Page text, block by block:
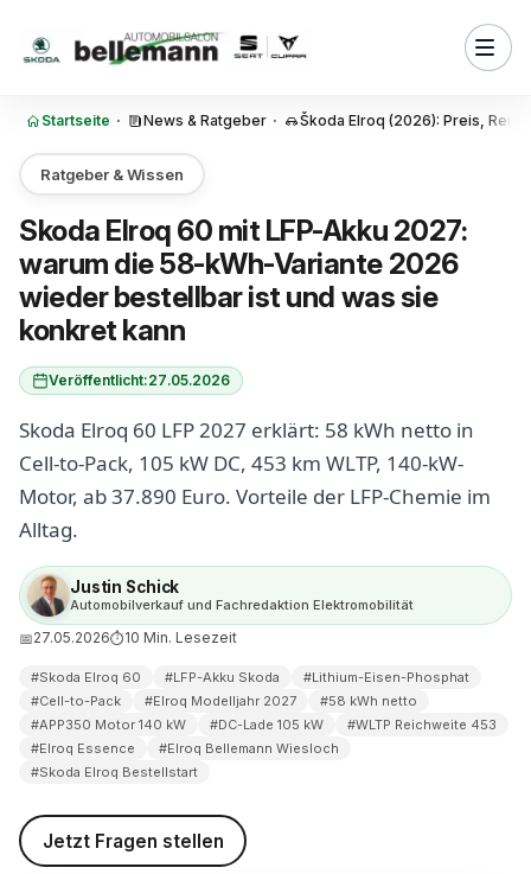
Startseite · News & Ratgeber · Škoda Elroq (2026): Preis,
Ratgeber & Wissen
Skoda Elroq 60 mit LFP-Akku 2027:
warum die 58-kWh-Variante 2026
wieder bestellbar ist und was sie
konkret kann
Veröffentlicht:27.05.2026
Skoda Elroq 60 LFP 2027 erklärt: 58 kWh netto in
Cell-to-Pack, 105 kW DC, 453 km WLTP, 140-kW-
Motor, ab 37.890 Euro. Vorteile der LFP-Chemie im
Alltag.
Justin Schick
Automobilverkauf und Fachredaktion Elektromobilität
📅27.05.2026⏱10 Min. Lesezeit
#Skoda Elroq 60 #LFP-Akku Skoda
#Lithium-Eisen-Phosphat
#Cell-to-Pack
#Elroq Modelljahr 2027
#58 kWh netto
#APP350 Motor 140 kW
#DC-Lade 105 kW
#WLTP Reichweite 453
#Elroq Essence
#Elroq Bellemann Wiesloch
#Skoda Elroq Bestellstart
Jetzt Fragen stellen
darauf setzt
Effizienz
Alltag: was 453 km WLTP
ist
(Stand: 27.05.2026)